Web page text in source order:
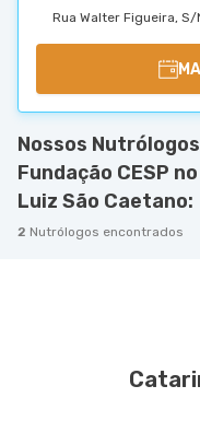
Rua Walter Figueira,
Nossos
Fundação CESP
Luiz São Caetano:
2 Nutrólogos encontrados